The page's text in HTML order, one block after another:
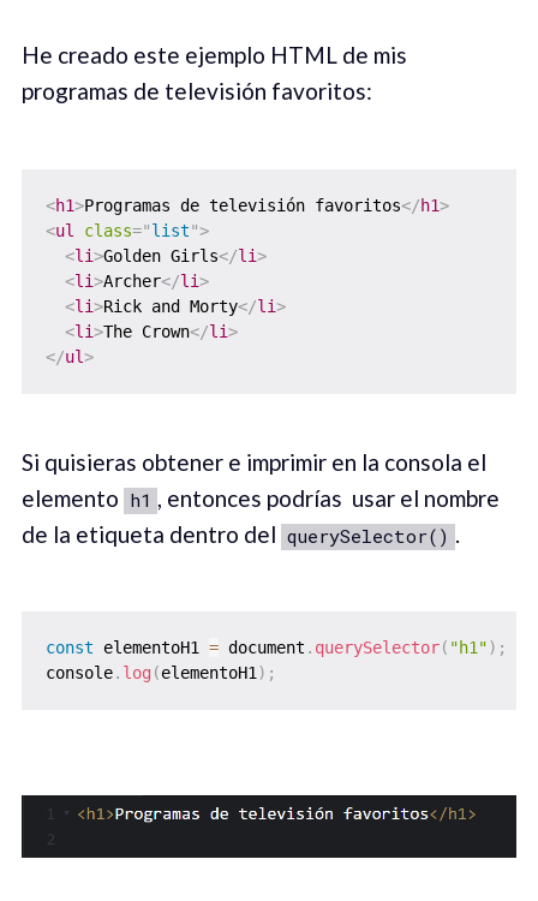
He creado este ejemplo HTML de mis
programas de televisión favoritos:
<h1>Programas de televisión favoritos</h1>
<ul class="list">
<li>Golden Girls</li>
<li>Archer</li>
<li>Rick and Morty</li>
<li>The Crown</li>
</ul>
Si quisieras obtener e imprimir en la consola el
elemento h1
, entonces podrías usar el nombre
de la etiqueta dentro del querySelector()
const elementoH1 = document . querySelector( "h1") ;
console. log (elementoH1 ) ;